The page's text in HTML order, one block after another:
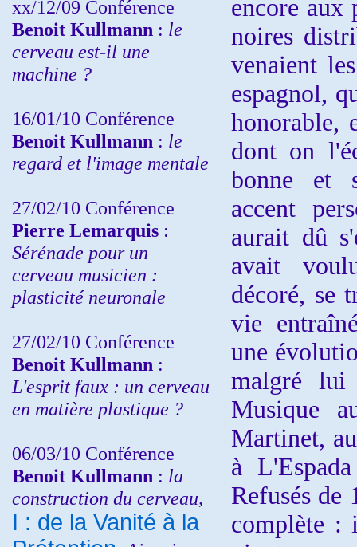
xx/12/09 Conférence
Benoit Kullmann : le
cerveau est-il une
machine ?
16/01/10 Conférence
Benoit Kullmann : le
regard et l'image mentale
27/02/10 Conférence
Pierre Lemarquis :
Sérénade pour un
cerveau musicien :
plasticité neuronale
27/02/10 Conférence
Benoit Kullmann :
L'esprit faux : un cerveau
en matière plastique ?
06/03/10 Conférence
Benoit Kullmann : la
construction du cerveau,
I : de la Vanité à la
encore aux
noires
venaient
espagnol,
honorable,
dont on
bonne et
accent
aurait dû
avait
décoré, se
vie
une
malgré lui
Musique
Martinet,
à
Refusés de
complète :